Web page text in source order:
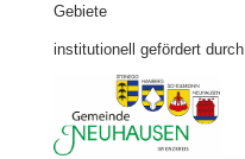
Gebiete
institutionell gefördert